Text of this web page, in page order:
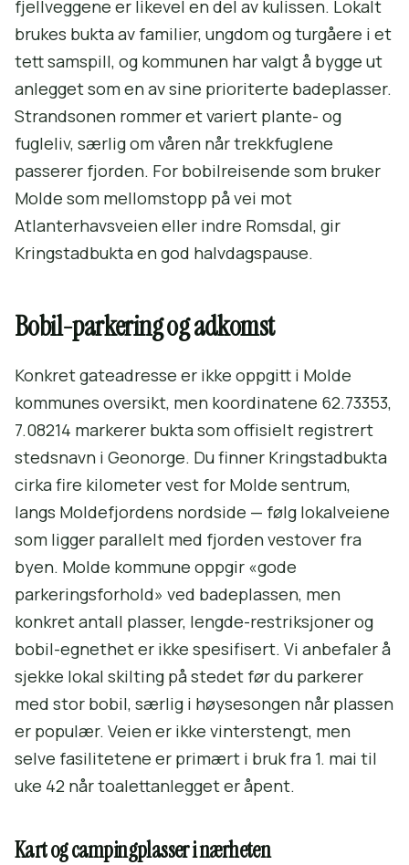
fjellveggene er likevel en del av kulissen. Lokalt
brukes bukta av familier, ungdom og turgåere i et
tett samspill, og kommunen har valgt å bygge ut
anlegget som en av sine prioriterte badeplasser.
Strandsonen rommer et variert plante- og
fugleliv, særlig om våren når trekkfuglene
passerer fjorden. For bobilreisende som bruker
Molde som mellomstopp på vei mot
Atlanterhavsveien eller indre Romsdal, gir
Kringstadbukta en god halvdagspause.
Bobil-parkering og adkomst
Konkret gateadresse er ikke oppgitt i Molde
kommunes oversikt, men koordinatene 62.73353,
7.08214 markerer bukta som offisielt registrert
stedsnavn i Geonorge. Du finner Kringstadbukta
cirka fire kilometer vest for Molde sentrum,
langs Moldefjordens nordside — følg lokalveiene
som ligger parallelt med fjorden vestover fra
byen. Molde kommune oppgir «gode
parkeringsforhold» ved badeplassen, men
konkret antall plasser, lengde-restriksjoner og
bobil-egnethet er ikke spesifisert. Vi anbefaler å
sjekke lokal skilting på stedet før du parkerer
med stor bobil, særlig i høysesongen når plassen
er populær. Veien er ikke vinterstengt, men
selve fasilitetene er primært i bruk fra 1. mai til
uke 42 når toalettanlegget er åpent.
Kart og campingplasser i nærheten